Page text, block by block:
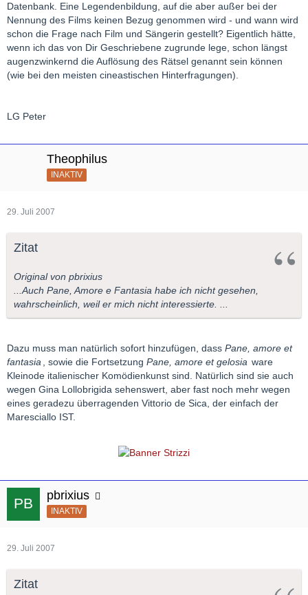
Datenbank. Eine Legendenbildung, auf die aber außer bei der
Nennung des Films keinen Bezug genommen wird - und wann wird
schon die Frage nach Film und Sängerin gestellt? Eigentlich hätte,
wenn ich das von Dir Geschriebene zugrunde lege, schon längst
augenzwinkernd die Auflösung des Rätsel genannt sein können
(wie bei den meisten cineastischen Hinterfragungen).
LG Peter
Theophilus
INAKTIV
29. Juli 2007
Zitat
Original von pbrixius
...Auch Pane, Amore e Fantasia habe ich nicht gesehen,
wahrscheinlich, weil er mich nicht interessierte. ...
Dazu muss man natürlich sofort hinzufügen, dass Pane, amore et
fantasia, sowie die Fortsetzung Pane, amore et gelosia ware
Kleinode italienischer Komödienkunst sind. Natürlich sind sie auch
wegen Gina Lollobrigida sehenswert, aber fast noch mehr wegen
eines geradezu überragenden Vittorio de Sica, der einfach der
Maresciallo IST.
pbrixius
INAKTIV
29. Juli 2007
Zitat